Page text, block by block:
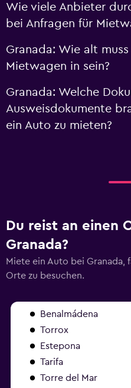
Wie viele Anbieter
bei Anfragen für
Granada: Wie alt
Mietwagen in sein?
Granada: Welche
Ausweisdokumente
ein Auto zu mieten?
Du reist an einen
Granada?
Miete ein Auto bei Granada,
Orte zu besuchen.
Benalmádena
Torrox
Estepona
Tarifa
Torre del Mar